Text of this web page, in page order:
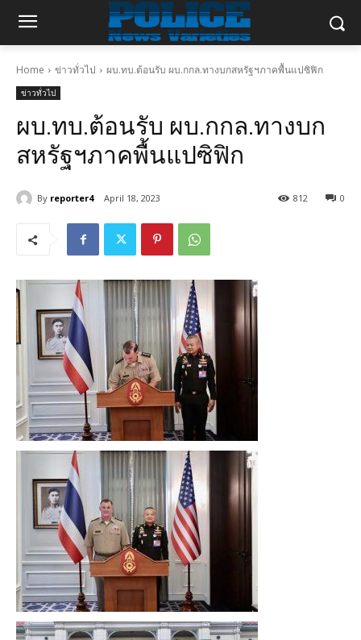
Home ข่าวทั่วไป ผบ.ทบ.ต้อนรับ ผบ.กกล.ทางบกสหรัฐฯภาคพื้นแปซิฟิก
ข่าวทั่วไป
ผบ.ทบ.ต้อนรับ ผบ.กกล.ทางบก
สหรัฐฯภาคพื้นแปซิฟิก
By reporter4 April 18, 2023 0
812